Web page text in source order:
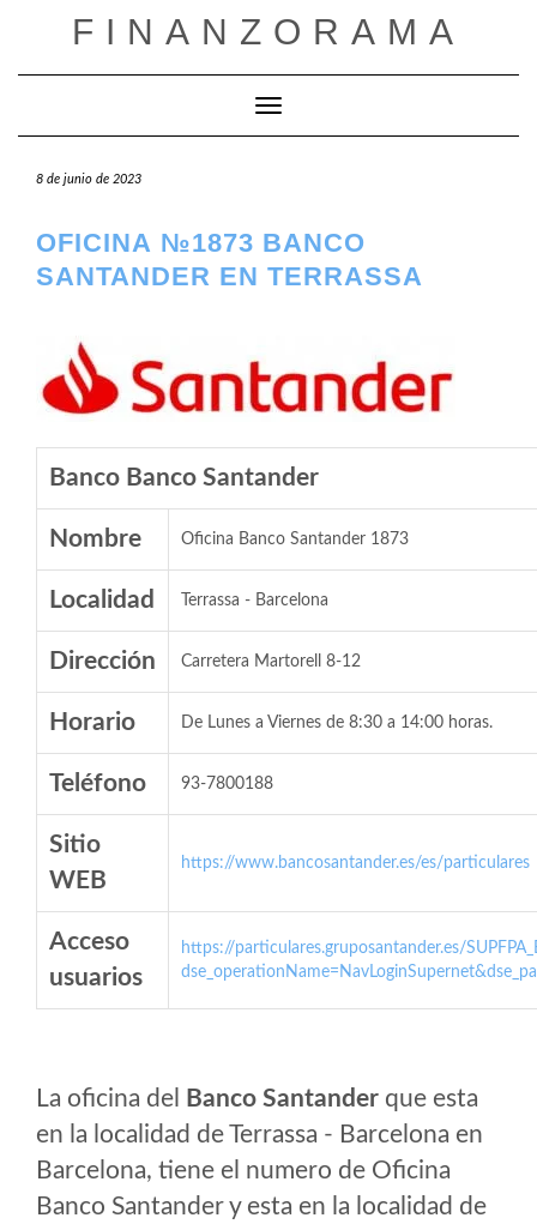
FINANZORAMA
Cambiar modo de navegación
8 de junio de 2023
OFICINA №1873 BANCO
SANTANDER EN TERRASSA
Banco Banco Santander
Nombre Oficina Banco Santander 1873
Localidad Terrassa - Barcelona
Dirección Carretera Martorell 8-12
Horario De Lunes a Viernes de 8:30 a 14:00 horas.
Teléfono 93-7800188
Sitio
WEB
https://www.bancosantander.es/es/particulares
Acceso
usuarios
https://particulares.gruposantander.es/
La oficina del Banco Santander que esta
en la localidad de Terrassa - Barcelona en
Barcelona, tiene el numero de Oficina
Banco Santander y esta en la localidad de